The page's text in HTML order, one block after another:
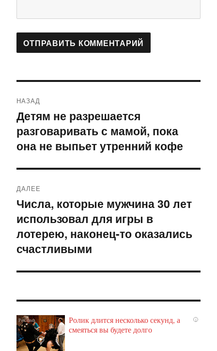
по
записям
НАЗАД
Предыдущая
запись:
Детям не разрешается
разговаривать с мамой, пока
она не выпьет утренний кофе
ДАЛЕЕ
Следующая
запись:
Числа, которые мужчина 30 лет
использовал для игры в
лотерею, наконец-то оказались
счастливыми
i
Ролик длится несколько секунд, а
смеяться вы будете долго